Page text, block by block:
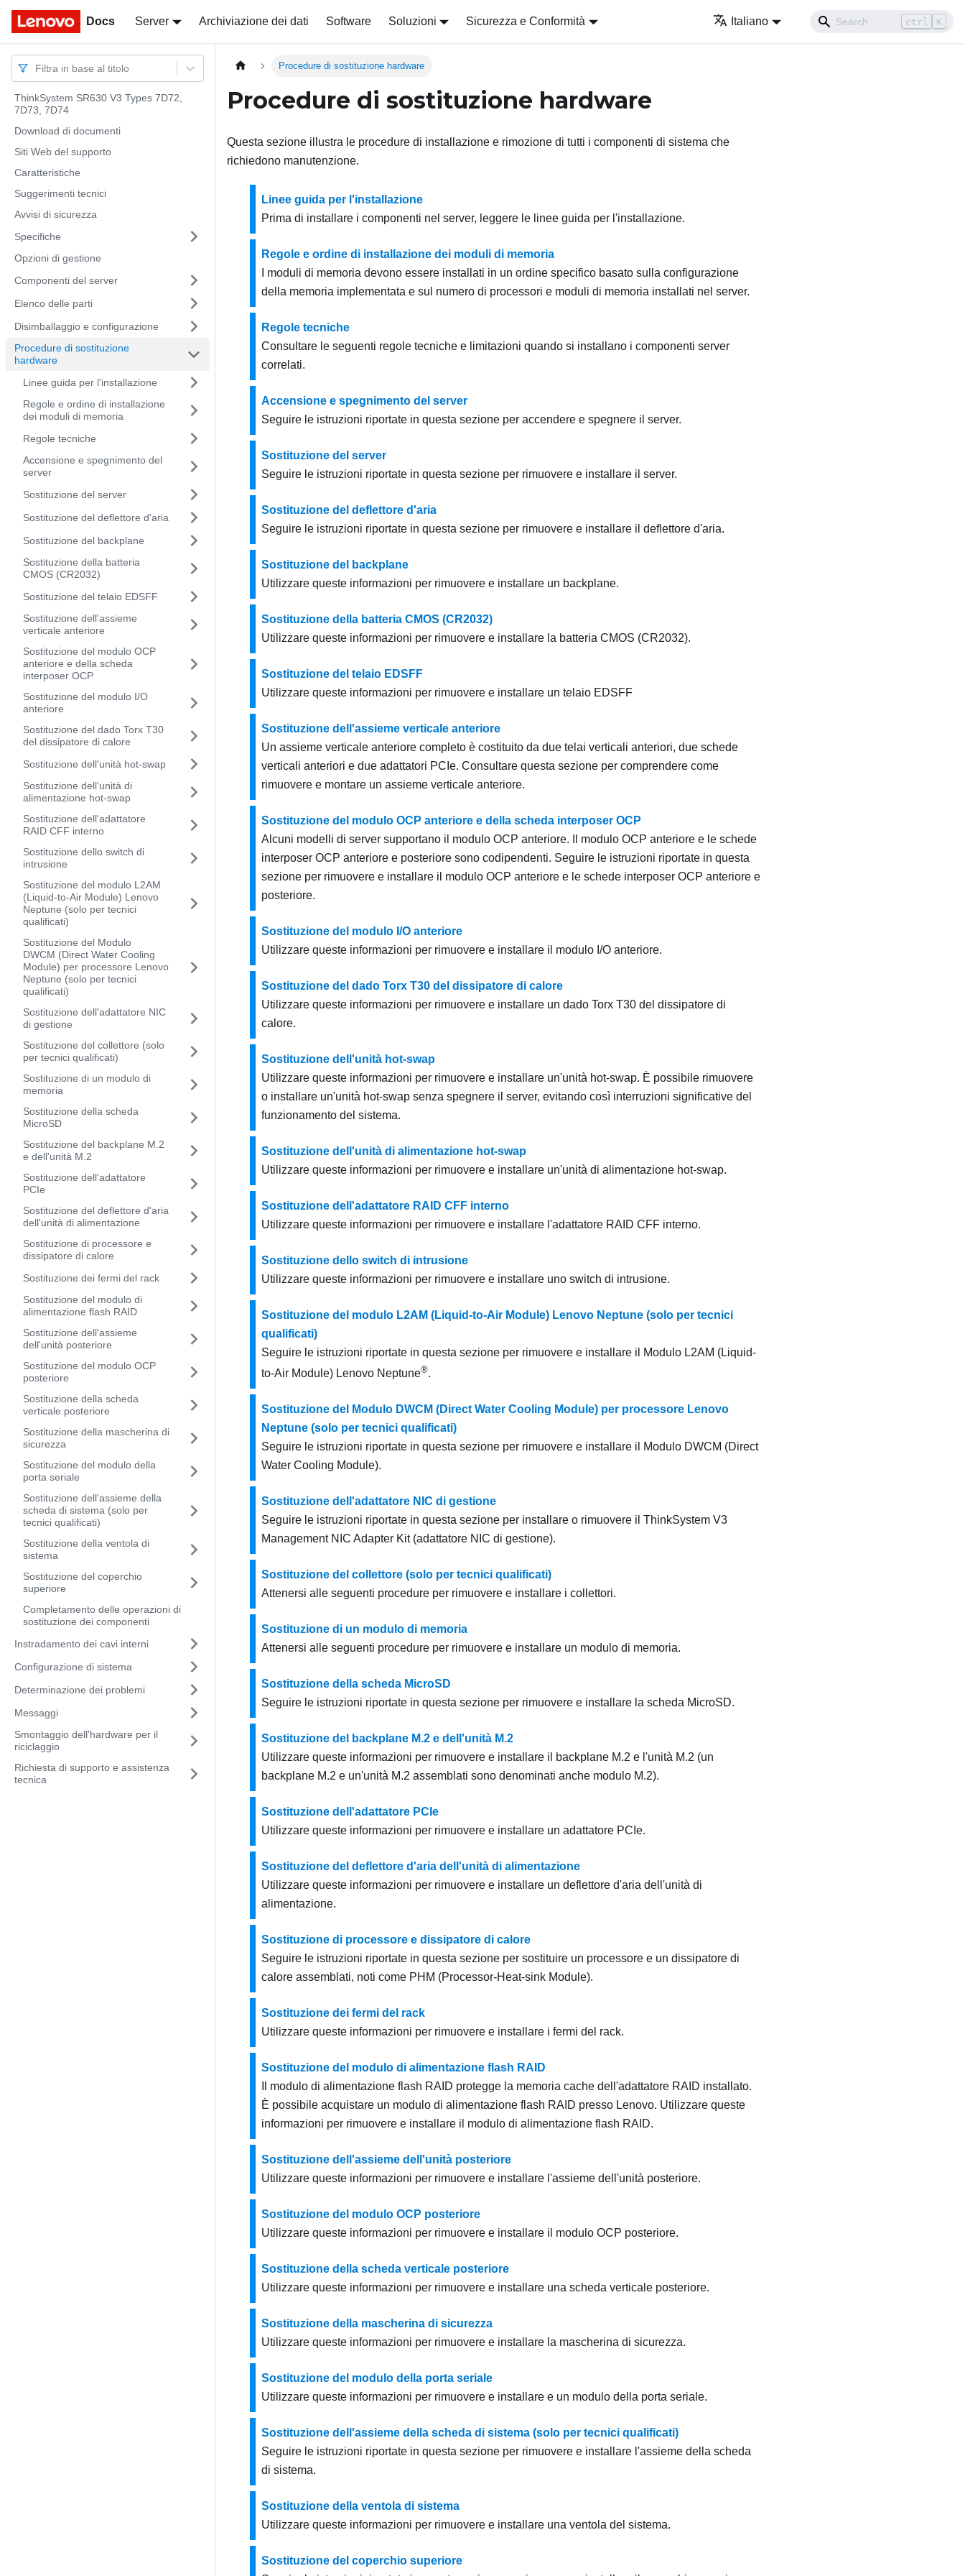
Docs Server Archiviazione dei dati Software Soluzioni Sicurezza e Conformità Italiano ctrl K
Docs
Filtra in base al titolo
ThinkSystem SR630 V3 Types 7D72,
7D73, 7D74
Download di documenti
Siti Web del supporto
Caratteristiche
Suggerimenti tecnici
Avvisi di sicurezza
Specifiche
Opzioni di gestione
Componenti del server
Elenco delle parti
Disimballaggio e configurazione
Procedure di sostituzione
hardware
Linee guida per l'installazione
Regole e ordine di installazione
dei moduli di memoria
Regole tecniche
Accensione e spegnimento del
server
Sostituzione del server
Sostituzione del deflettore d'aria
Sostituzione del backplane
Sostituzione della batteria
CMOS (CR2032)
Sostituzione del telaio EDSFF
Sostituzione dell'assieme
verticale anteriore
Sostituzione del modulo OCP
anteriore e della scheda
interposer OCP
Sostituzione del modulo I/O
anteriore
Sostituzione del dado Torx T30
del dissipatore di calore
Sostituzione dell'unità hot-swap
Sostituzione dell'unità di
alimentazione hot-swap
Sostituzione dell'adattatore
RAID CFF interno
Sostituzione dello switch di
intrusione
Sostituzione del modulo L2AM
(Liquid-to-Air Module) Lenovo
Neptune (solo per tecnici
qualificati)
Sostituzione del Modulo
DWCM (Direct Water Cooling
Module) per processore Lenovo
Neptune (solo per tecnici
qualificati)
Sostituzione dell'adattatore NIC
di gestione
Sostituzione del collettore (solo
per tecnici qualificati)
Sostituzione di un modulo di
memoria
Sostituzione della scheda
MicroSD
Sostituzione del backplane M.2
e dell'unità M.2
Sostituzione dell'adattatore
PCIe
Sostituzione del deflettore d'aria
dell'unità di alimentazione
Sostituzione di processore e
dissipatore di calore
Sostituzione dei fermi del rack
Sostituzione del modulo di
alimentazione flash RAID
Sostituzione dell'assieme
dell'unità posteriore
Sostituzione del modulo OCP
posteriore
Sostituzione della scheda
verticale posteriore
Sostituzione della mascherina di
sicurezza
Sostituzione del modulo della
porta seriale
Sostituzione dell'assieme della
scheda di sistema (solo per
tecnici qualificati)
Sostituzione della ventola di
sistema
Sostituzione del coperchio
superiore
Completamento delle operazioni di
sostituzione dei componenti
Instradamento dei cavi interni
Configurazione di sistema
Determinazione dei problemi
Messaggi
Smontaggio dell'hardware per il
riciclaggio
Richiesta di supporto e assistenza
tecnica
Procedure di sostituzione hardware
Procedure di sostituzione hardware
Questa sezione illustra le procedure di installazione e rimozione di tutti i componenti di sistema che
richiedono manutenzione.
Linee guida per l'installazione
Prima di installare i componenti nel server, leggere le linee guida per l'installazione.
Regole e ordine di installazione dei moduli di memoria
I moduli di memoria devono essere installati in un ordine specifico basato sulla configurazione
della memoria implementata e sul numero di processori e moduli di memoria installati nel server.
Regole tecniche
Consultare le seguenti regole tecniche e limitazioni quando si installano i componenti server
correlati.
Accensione e spegnimento del server
Seguire le istruzioni riportate in questa sezione per accendere e spegnere il server.
Sostituzione del server
Seguire le istruzioni riportate in questa sezione per rimuovere e installare il server.
Sostituzione del deflettore d'aria
Seguire le istruzioni riportate in questa sezione per rimuovere e installare il deflettore d'aria.
Sostituzione del backplane
Utilizzare queste informazioni per rimuovere e installare un backplane.
Sostituzione della batteria CMOS (CR2032)
Utilizzare queste informazioni per rimuovere e installare la batteria CMOS (CR2032).
Sostituzione del telaio EDSFF
Utilizzare queste informazioni per rimuovere e installare un telaio EDSFF
Sostituzione dell'assieme verticale anteriore
Un assieme verticale anteriore completo è costituito da due telai verticali anteriori, due schede
verticali anteriori e due adattatori PCIe. Consultare questa sezione per comprendere come
rimuovere e montare un assieme verticale anteriore.
Sostituzione del modulo OCP anteriore e della scheda interposer OCP
Alcuni modelli di server supportano il modulo OCP anteriore. Il modulo OCP anteriore e le schede
interposer OCP anteriore e posteriore sono codipendenti. Seguire le istruzioni riportate in questa
sezione per rimuovere e installare il modulo OCP anteriore e le schede interposer OCP anteriore e
posteriore.
Sostituzione del modulo I/O anteriore
Utilizzare queste informazioni per rimuovere e installare il modulo I/O anteriore.
Sostituzione del dado Torx T30 del dissipatore di calore
Utilizzare queste informazioni per rimuovere e installare un dado Torx T30 del dissipatore di
calore.
Sostituzione dell'unità hot-swap
Utilizzare queste informazioni per rimuovere e installare un'unità hot-swap. È possibile rimuovere
o installare un'unità hot-swap senza spegnere il server, evitando così interruzioni significative del
funzionamento del sistema.
Sostituzione dell'unità di alimentazione hot-swap
Utilizzare queste informazioni per rimuovere e installare un'unità di alimentazione hot-swap.
Sostituzione dell'adattatore RAID CFF interno
Utilizzare queste informazioni per rimuovere e installare l'adattatore RAID CFF interno.
Sostituzione dello switch di intrusione
Utilizzare queste informazioni per rimuovere e installare uno switch di intrusione.
Sostituzione del modulo L2AM (Liquid-to-Air Module) Lenovo Neptune (solo per tecnici
qualificati)
Seguire le istruzioni riportate in questa sezione per rimuovere e installare il
Modulo L2AM (Liquid-
to-Air Module) Lenovo Neptune®.
Sostituzione del Modulo DWCM (Direct Water Cooling Module) per processore Lenovo
Neptune (solo per tecnici qualificati)
Seguire le istruzioni riportate in questa sezione per rimuovere e installare il
Modulo DWCM (Direct
Water Cooling Module).
Sostituzione dell'adattatore NIC di gestione
Seguire le istruzioni riportate in questa sezione per installare o rimuovere il ThinkSystem V3
Management NIC Adapter Kit(adattatore NIC di gestione).
Sostituzione del collettore (solo per tecnici qualificati)
Attenersi alle seguenti procedure per rimuovere e installare i collettori.
Sostituzione di un modulo di memoria
Attenersi alle seguenti procedure per rimuovere e installare un modulo di memoria.
Sostituzione della scheda MicroSD
Seguire le istruzioni riportate in questa sezione per rimuovere e installare la scheda MicroSD.
Sostituzione del backplane M.2 e dell'unità M.2
Utilizzare queste informazioni per rimuovere e installare il backplane M.2 e l'unità M.2 (un
backplane M.2 e un'unità M.2 assemblati sono denominati anche modulo M.2).
Sostituzione dell'adattatore PCIe
Utilizzare queste informazioni per rimuovere e installare un adattatore PCIe.
Sostituzione del deflettore d'aria dell'unità di alimentazione
Utilizzare queste informazioni per rimuovere e installare un deflettore d'aria dell'unità di
alimentazione.
Sostituzione di processore e dissipatore di calore
Seguire le istruzioni riportate in questa sezione per sostituire un processore e un dissipatore di
calore assemblati, noti come PHM (Processor-Heat-sink Module).
Sostituzione dei fermi del rack
Utilizzare queste informazioni per rimuovere e installare i fermi del rack.
Sostituzione del modulo di alimentazione flash RAID
Il modulo di alimentazione flash RAID protegge la memoria cache dell'adattatore RAID installato.
È possibile acquistare un modulo di alimentazione flash RAID presso Lenovo. Utilizzare queste
informazioni per rimuovere e installare il modulo di alimentazione flash RAID.
Sostituzione dell'assieme dell'unità posteriore
Utilizzare queste informazioni per rimuovere e installare l'assieme dell'unità posteriore.
Sostituzione del modulo OCP posteriore
Utilizzare queste informazioni per rimuovere e installare il modulo OCP posteriore.
Sostituzione della scheda verticale posteriore
Utilizzare queste informazioni per rimuovere e installare una scheda verticale posteriore.
Sostituzione della mascherina di sicurezza
Utilizzare queste informazioni per rimuovere e installare la mascherina di sicurezza.
Sostituzione del modulo della porta seriale
Utilizzare queste informazioni per rimuovere e installare e un modulo della porta seriale.
Sostituzione dell'assieme della scheda di sistema (solo per tecnici qualificati)
Seguire le istruzioni riportate in questa sezione per rimuovere e installare l'assieme della scheda
di sistema.
Sostituzione della ventola di sistema
Utilizzare queste informazioni per rimuovere e installare una ventola del sistema.
Sostituzione del coperchio superiore